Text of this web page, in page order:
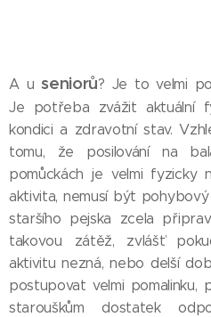
A useniorů? Je to velmi
Je potřeba zvážit aktuální
kondici a zdravotní stav.
tomu, že posilování na
pomůckách je velmi fyzicky
aktivita, nemusí být
staršího pejska zcela
takovou zátěž, zvlášť
aktivitu nezná, nebo delší
postupovat velmi
starouškům dostatek